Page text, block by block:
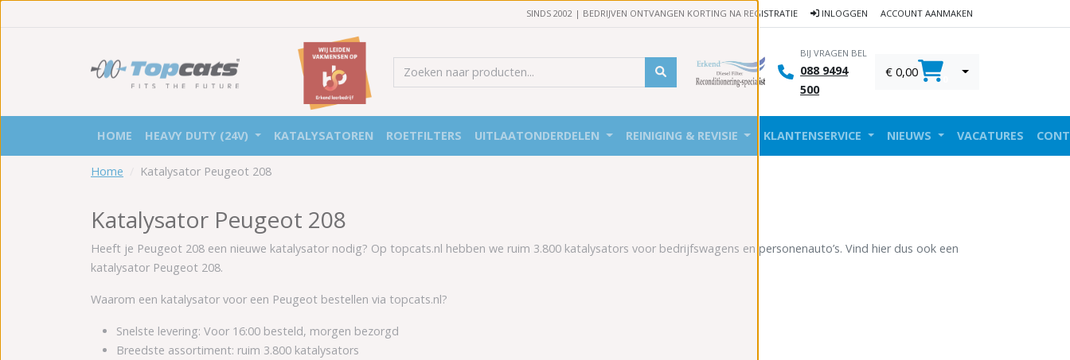
SINDS 2002 | BEDRIJVEN ONTVANGEN KORTING NA REGISTRATIE INLOGGEN ACCOUNT AANMAKEN
BIJ VRAGEN BEL
088 9494
500
€ 0,00
HOME HEAVY DUTY (24V) KATALYSATOREN ROETFILTERS UITLAATONDERDELEN REINIGING & REVISIE KLANTENSERVICE NIEUWS VACATURES
Home Katalysator Peugeot 208
Katalysator Peugeot 208
Heeft je Peugeot 208 een nieuwe katalysator nodig? Op topcats.nl hebben we ruim 3.800 katalysators voor bedrijfswagens en personenauto’s. Vind hier dus ook een
katalysator Peugeot 208.
Waarom een katalysator voor een Peugeot bestellen via topcats.nl?
Snelste levering: Voor 16:00 besteld, morgen bezorgd
Breedste assortiment: ruim 3.800 katalysators